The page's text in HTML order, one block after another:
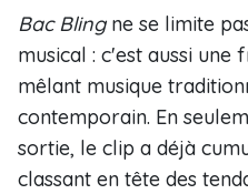
Bac Blingne se limite
musical : c'est aussi
mêlant musique
contemporain. En
sortie, le clip a déjà
classant en tête des